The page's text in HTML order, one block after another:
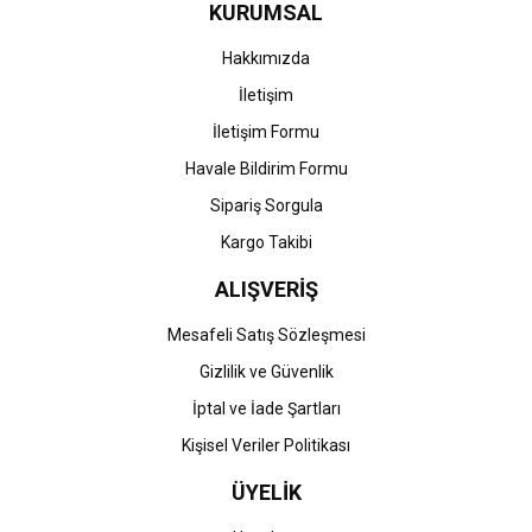
Ürün fiyatı diğer sitelerden daha pahalı.
Gönder
KURUMSAL
Hakkımızda
İletişim
İletişim Formu
Havale Bildirim Formu
Sipariş Sorgula
Kargo Takibi
ALIŞVERİŞ
Mesafeli Satış Sözleşmesi
Gizlilik ve Güvenlik
İptal ve İade Şartları
Kişisel Veriler Politikası
ÜYELİK